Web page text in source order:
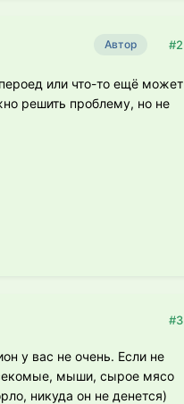
Автор #2
или что-то ещё может
решить проблему, но не
#3
у вас не очень. Если не
мыши, сырое мясо
никуда он не денется)